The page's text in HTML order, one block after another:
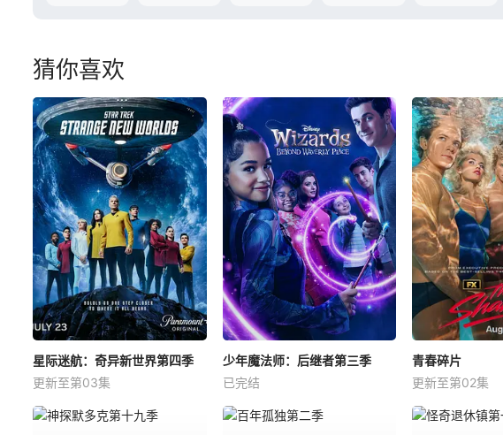
猜你喜欢
星际迷航：奇异新世界第四季
更新至第03集
少年魔法师：后继者第三季
已完结
青春碎片
更新至第02集